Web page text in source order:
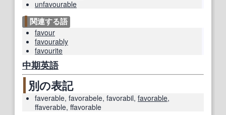
unfavourable
関連する語
favour
favourably
favourite
中期英語
別の表記
faverable, favorabele, favorabil, favorable,
ffaverable, ffavorable